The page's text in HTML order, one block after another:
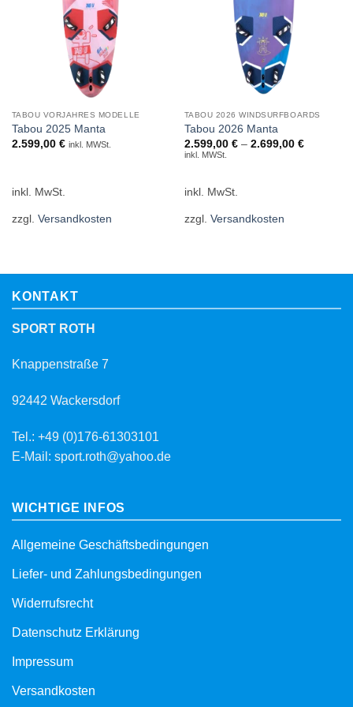
TABOU VORJAHRES MODELLE
Tabou 2025 Manta
2.599,00 € inkl. MWSt.
inkl. MwSt.
zzgl. Versandkosten
TABOU 2026 WINDSURFBOARDS
Tabou 2026 Manta
2.599,00 €– 2.699,00 €
inkl. MWSt.
inkl. MwSt.
zzgl. Versandkosten
KONTAKT
SPORT ROTH
Knappenstraße 7
92442 Wackersdorf
Tel.: +49 (0)176-61303101
E-Mail: sport.roth@yahoo.de
WICHTIGE INFOS
Allgemeine Geschäftsbedingungen
Liefer- und Zahlungsbedingungen
Widerrufsrecht
Datenschutz Erklärung
Impressum
Versandkosten